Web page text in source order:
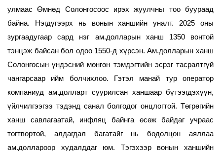
улмаас Өмнөд Солонгосоос ирэх жуулчны тоо буураад
байна. Нэгдүгээрх нь вонын ханшийн уналт. 2025 оны
зургаадугаар сард нэг ам.долларын ханш 1350 вонтой
тэнцэж байсан бол одоо 1550-д хүрсэн. Ам.долларын ханш
Солонгосын үндэсний мөнгөн тэмдэгтийн эсрэг тасралтгүй
чангарсаар ийм болчихлоо. Гэтэл манай тур оператор
компаниуд ам.долларт суурилсан ханшаар бүтээгдэхүүн,
үйлчилгээгээ тэдэнд санал болгодог онцлогтой. Төгрөгийн
ханш савлагаатай, инфляц байнга өсөж байдаг учраас
тогтвортой, алдагдал багатайг нь бодолцон аяллаа
ам.доллароор худалддаг юм. Тэгэхээр вонын ханшийн